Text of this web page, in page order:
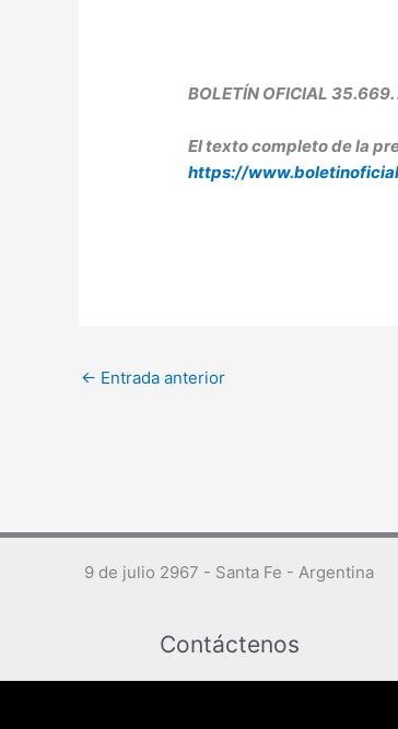
BOLETÍN OFICIAL
El texto completo de la
https://
← Entrada anterior
9 de julio 2967 - Santa Fe - Argentina
Contáctenos